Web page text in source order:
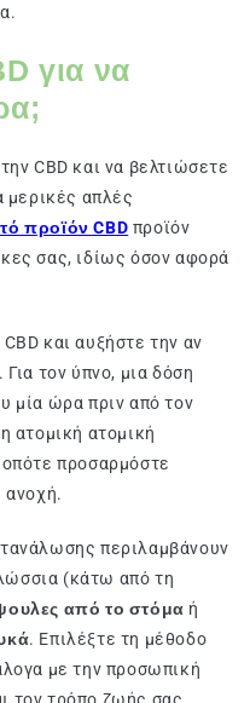
για να
CBD και να βελτιώσετε
μερικές απλές
προϊόν CBD προϊόν
σας, ιδίως όσον αφορά
και αυξήστε την αν
τον ύπνο, μια δόση
μία ώρα πριν από τον
ατομική ατομική
οπότε προσαρμόστε
ανοχή.
περιλαμβάνουν
(κάτω από τη
από το στόμα ή
. Επιλέξτε τη μέθοδο
με την προσωπική